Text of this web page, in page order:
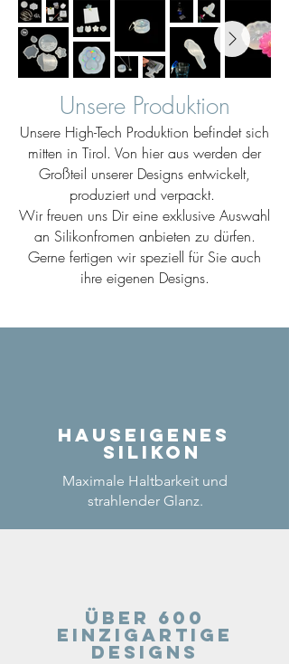
Unsere Produktion
Unsere High-Tech Produktion befindet sich
mitten in Tirol. Von hier aus werden der
Großteil unserer Designs entwickelt,
produziert und verpackt.
Wir freuen uns Dir eine exklusive Auswahl
an Silikonfromen anbieten zu dürfen.
Gerne fertigen wir speziell für Sie auch
ihre eigenen Designs.
Hauseigenes
Silikon
Maximale Haltbarkeit und
strahlender Glanz.
Über 600
einzigartige
Designs